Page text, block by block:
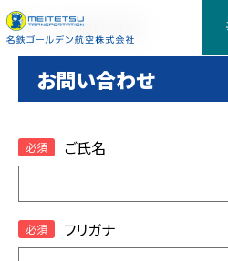
TOP お問い合わせ
お問い合わせ
ご氏名
フリガナ